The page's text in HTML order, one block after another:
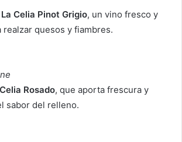
La Celia Pinot Grigio, un vino fresco y
realzar quesos y fiambres.
Rosado, que aporta frescura y
sabor del relleno.